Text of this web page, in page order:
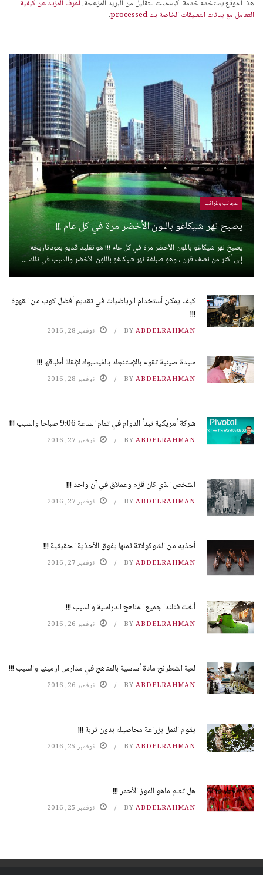
هذا الموقع يستخدم خدمة أكيسميت للتقليل من البريد المزعجة.اعرف المزيد عن كيفية
التعامل مع بيانات التعليقات الخاصة بك processed
.
عجائب وغرائب
يصبح نهر شيكاغو باللون الأخضر مرة في كل عام !!!
يصبخ نهر شيكاغو باللون الأخضر مرة في كل عام !!! هو تقليد قديم يعود تاريخه
إلى أكثر من نصف قرن ، وهو صباغة نهر شيكاغو باللون الأخضر والسبب في ذلك ...
كيف يمكن أستخدام الرياضيات في تقديم أفضل كوب من القهوة
!!!
BY ABDELRAHMAN نوفمبر 28, 2016
سيدة صينية تقوم بالإستنجاد بالفيسبوك لإنقاذ أطباقها !!!
BY ABDELRAHMAN نوفمبر 28, 2016
شركة أمريكية تبدأ الدوام في تمام الساعة 9:06 صباحا والسبب !!!
BY ABDELRAHMAN نوفمبر 27, 2016
الشخص الذي كان قزم وعملاق في آن واحد !!!
BY ABDELRAHMAN نوفمبر 27, 2016
أحذيه من الشوكولاتة ثمنها يفوق الأحذية الحقيقية !!!
BY ABDELRAHMAN نوفمبر 27, 2016
ألغت فنلندا جميع المناهج الدراسية والسبب !!!
BY ABDELRAHMAN نوفمبر 26, 2016
لعبة الشطرنج مادة أساسية بالمناهج في مدارس ارمينيا والسبب !!!
BY ABDELRAHMAN نوفمبر 26, 2016
يقوم النمل بزراعة محاصيله بدون تربة !!!
BY ABDELRAHMAN نوفمبر 25, 2016
هل تعلم ماهو الموز الأحمر !!!
BY ABDELRAHMAN نوفمبر 25, 2016